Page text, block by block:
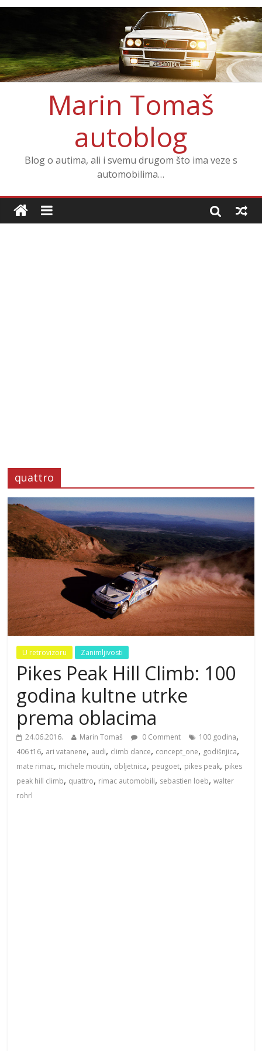
Marin Tomaš
autoblog
Blog o autima, ali i svemu drugom što ima veze s
automobilima…
quattro
U retrovizoru Zanimljivosti
Pikes Peak Hill Climb: 100
godina kultne utrke
prema oblacima
24.06.2016. Marin Tomaš 0 Comment 100 godina,
406 t16, ari vatanene, audi, climb dance, concept_one, godišnjica,
mate rimac, michele moutin, obljetnica, peugoet, pikes peak, pikes
peak hill climb, quattro, rimac automobili, sebastien loeb,walter
rohrl